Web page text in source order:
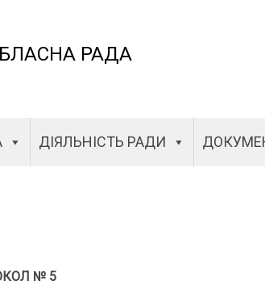
РАДА
ДІЯЛЬНІСТЬ РАДИ
№ 5